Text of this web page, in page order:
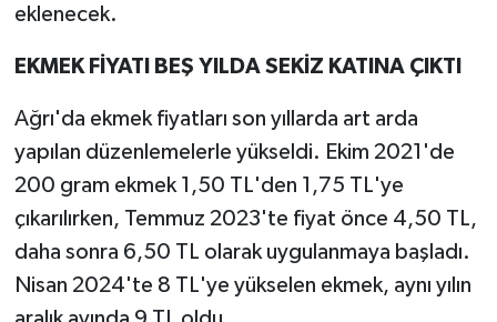
eklenecek.
EKMEK FİYATI BEŞ YILDA SEKİZ KATINA ÇIKTI
Ağrı'da ekmek fiyatları son yıllarda art arda
yapılan düzenlemelerle yükseldi. Ekim 2021'de
200 gram ekmek 1,50 TL'den 1,75 TL'ye
çıkarılırken, Temmuz 2023'te fiyat önce 4,50 TL,
daha sonra 6,50 TL olarak uygulanmaya başladı.
Nisan 2024'te 8 TL'ye yükselen ekmek, aynı yılın